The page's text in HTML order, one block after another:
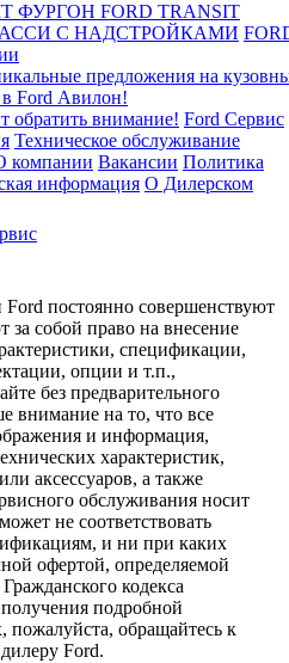
ФУРГОН FORD TRANSIT
С НАДСТРОЙКАМИ
предложения на
в Ford Авилон!
обратить внимание! Ford Сервис
Техническое обслуживание
компании Вакансии Политика
информация О Дилерском
постоянно совершенствуют
собой право на внесение
спецификации,
опции и т.п.,
без предварительного
внимание на то, что все
и информация,
характеристик,
аксессуаров, а также
обслуживания носит
не соответствовать
и ни при каких
офертой, определяемой
кодекса
подробной
обращайтесь к
Ford.